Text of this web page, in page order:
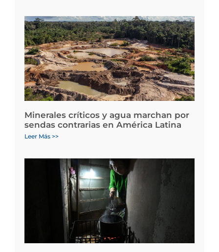
Minerales críticos y agua marchan por
sendas contrarias en América Latina
Leer Más >>